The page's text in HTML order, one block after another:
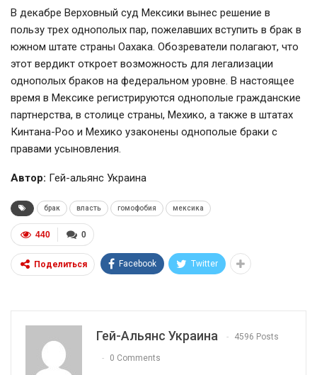
В декабре Верховный суд Мексики вынес решение в
пользу трех однополых пар, пожелавших вступить в брак в
южном штате страны Оахака. Обозреватели полагают, что
этот вердикт откроет возможность для легализации
однополых браков на федеральном уровне. В настоящее
время в Мексике регистрируются однополые гражданские
партнерства, в столице страны, Мехико, а также в штатах
Кинтана-Роо и Мехико узаконены однополые браки с
правами усыновления.
Автор: Гей-альянс Украина
брак власть гомофобия мексика
0
440
Поделиться Facebook Twitter
Гей-Альянс Украина 4596 Posts
0 Comments